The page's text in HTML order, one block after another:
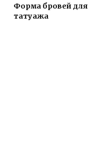
Форма бровей для
татуажа